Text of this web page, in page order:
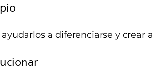
a diferenciarse y crear